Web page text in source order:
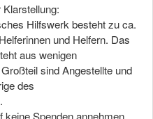
Hilfswerk besteht zu ca.
und Helfern. Das
aus wenigen
sind Angestellte und
des
Spenden annehmen,